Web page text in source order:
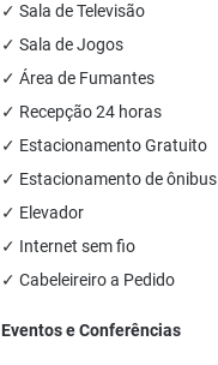
✓ Sala de Televisão
✓ Sala de Jogos
✓ Área de Fumantes
✓ Recepção 24 horas
✓ Estacionamento Gratuito
✓ Estacionamento de ônibus
✓ Elevador
✓ Internet sem fio
✓ Cabeleireiro a Pedido
Eventos e Conferências